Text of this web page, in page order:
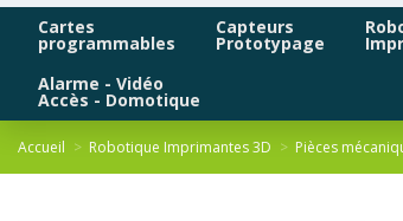
Cartes
programmables
Capteurs
Prototypage
Alarme - Vidéo
Accès - Domotique
Accueil Robotique Imprimantes 3D Pièces